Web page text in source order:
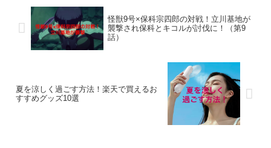
怪獣9号×保科宗四郎の対戦！立川基地が
襲撃され保科とキコルが討伐に！（第9
話）
夏を涼しく過ごす方法！楽天で買えるお
すすめグッズ10選